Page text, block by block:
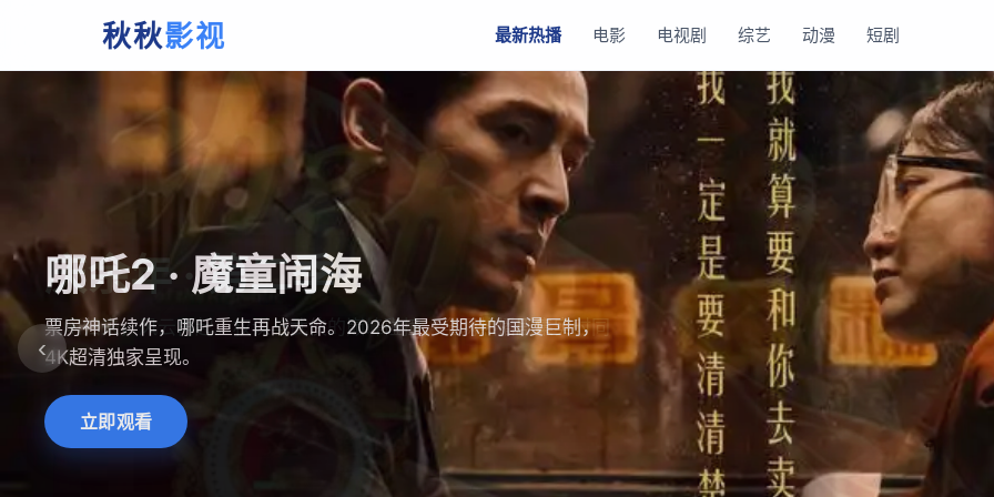
秋秋影视 最新热播 电影 电视剧 综艺 动漫 短剧
庆余年 · 第二季
范闲归来，风云再起。权谋与武侠的巅峰碰撞，全网热播剧集实时同
步。
立即观看
‹